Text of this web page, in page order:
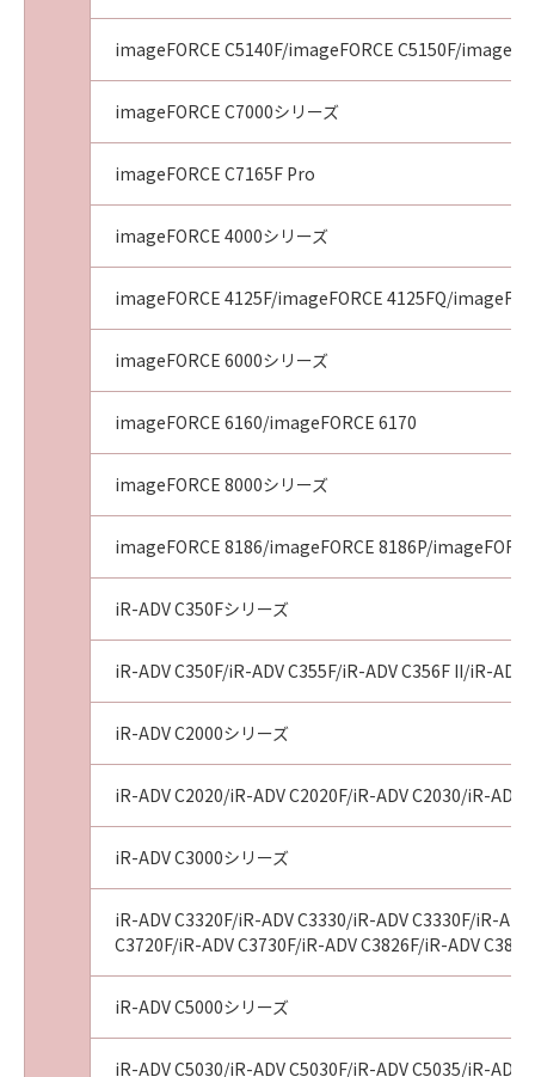
imageFORCE C5140F/imageFORCE C5150F/
imageFORCE C7000シリーズ
imageFORCE C7165F Pro
imageFORCE 4000シリーズ
imageFORCE 4125F/imageFORCE 4125FQ/
imageFORCE 6000シリーズ
imageFORCE 6160/imageFORCE 6170
imageFORCE 8000シリーズ
imageFORCE 8186/imageFORCE 8186P/
iR-ADV C350Fシリーズ
iR-ADV C350F/iR-ADV C355F/iR-ADV C356F II/iR-
iR-ADV C2000シリーズ
iR-ADV C2020/iR-ADV C2020F/iR-ADV C2030/iR-
iR-ADV C3000シリーズ
iR-ADV C3320F/iR-ADV C3330/iR-ADV C3330F/iR-
C3720F/iR-ADV C3730F/iR-ADV C3826F/iR-ADV
iR-ADV C5000シリーズ
iR-ADV C5030/iR-ADV C5030F/iR-ADV C5035/iR-